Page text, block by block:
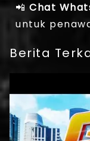
📲 Chat
untuk
Berita